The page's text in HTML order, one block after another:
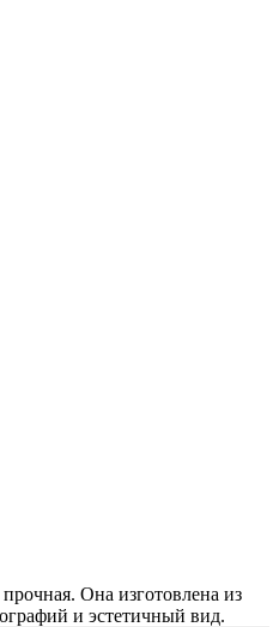
Она изготовлена ​​из
и эстетичный вид.